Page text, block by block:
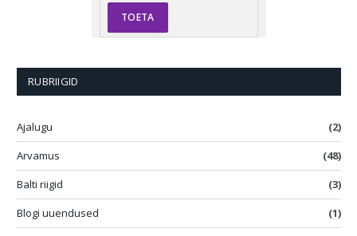
RUBRIIGID
Ajalugu
(2)
Arvamus
(48)
Balti riigid
(3)
Blogi uuendused
(1)